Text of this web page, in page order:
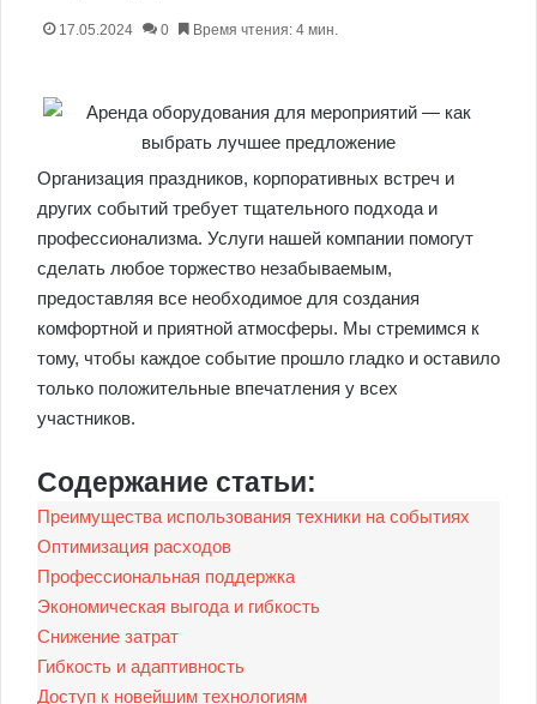
17.05.2024 0 Время чтения: 4 мин.
Организация праздников, корпоративных встреч и
других событий требует тщательного подхода и
профессионализма. Услуги нашей компании помогут
сделать любое торжество незабываемым,
предоставляя все необходимое для создания
комфортной и приятной атмосферы. Мы стремимся к
тому, чтобы каждое событие прошло гладко и оставило
только положительные впечатления у всех
участников.
Содержание статьи:
Преимущества использования техники на событиях
Оптимизация расходов
Профессиональная поддержка
Экономическая выгода и гибкость
Снижение затрат
Гибкость и адаптивность
Доступ к новейшим технологиям